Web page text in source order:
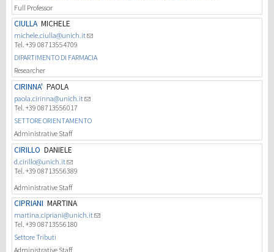
Full Professor
CIULLA MICHELE
michele.ciulla@unich.it
Tel. +39 08713554709
DIPARTIMENTO DI FARMACIA
Researcher
CIRINNA' PAOLA
paola.cirinna@unich.it
Tel. +39 08713556017
SETTORE ORIENTAMENTO
Administrative Staff
CIRILLO DANIELE
d.cirillo@unich.it
Tel. +39 08713556389
Administrative Staff
CIPRIANI MARTINA
martina.cipriani@unich.it
Tel. +39 08713556180
Settore Tributi
Administrative Staff